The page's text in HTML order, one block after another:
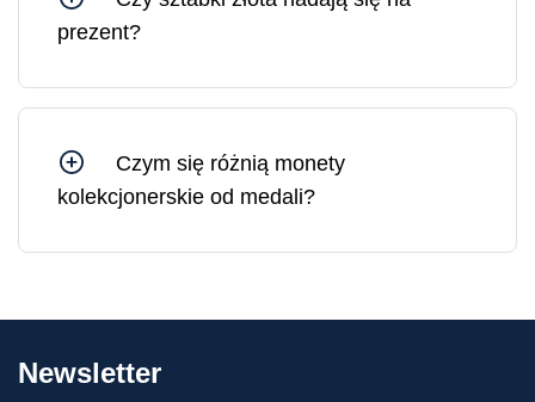
cenie o 10–30% niższej niż złoto w
nieuszkodzonym, oryginalnym opakowaniu.
prezent?
stanowią solidne i płynne aktywa, których wartość
Czym się różnią monety
kolekcjonerskie od medali?
medalami polega na tym, że moneta
ściśle określonego nakładu, a zatem mogą być
Newsletter